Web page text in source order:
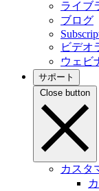
ライブ
ブログ
ビデオ
ウェビ
サポート
Close button
カスタ